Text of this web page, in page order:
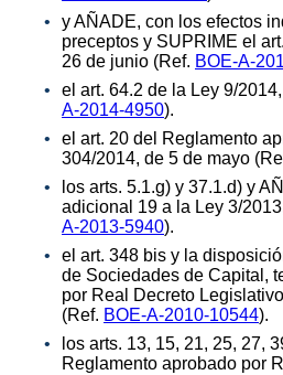
y AÑADE, con los efectos
preceptos y SUPRIME el
26 de junio (Ref. BOE-A-
el art. 64.2 de la Ley 9/
A-2014-4950).
el art. 20 del Reglamento
304/2014, de 5 de mayo
los arts. 5.1.g) y 37.1.d) y
adicional 19 a la Ley 3/
A-2013-5940).
el art. 348 bis y la
de Sociedades de Capital,
por Real Decreto
(Ref. BOE-A-2010-10544).
los arts. 13, 15, 21, 25, 27,
Reglamento aprobado por